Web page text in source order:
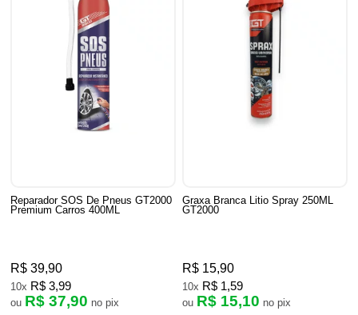
Reparador SOS De Pneus GT2000
Premium Carros 400ML
R$ 39,90
10x R$ 3,99
ou R$ 37,90 no pix
Graxa Branca Litio Spray 250ML
GT2000
R$ 15,90
10x R$ 1,59
ou R$ 15,10 no pix